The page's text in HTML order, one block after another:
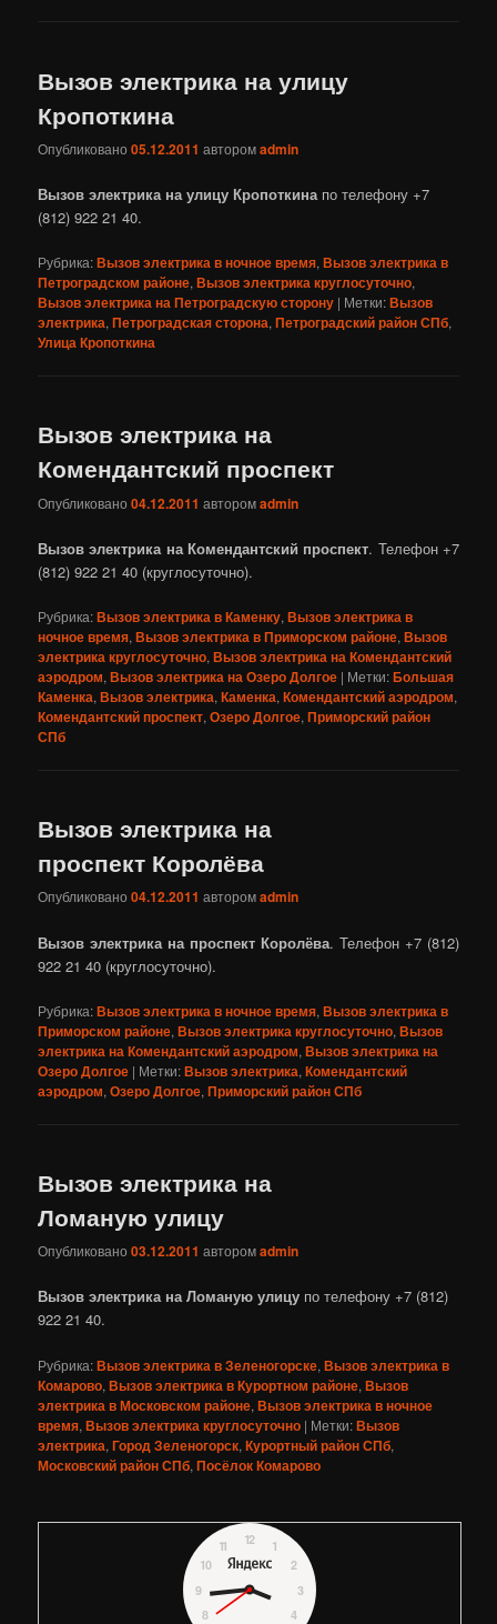
Вызов электрика на улицу
Кропоткина
Опубликовано05.12.2011 авторомadmin
Вызов электрика на улицу Кропоткинапо телефону +7
(812) 922 21 40.
Рубрика:Вызов электрика в ночное время,Вызов электрика в
Петроградском районе,Вызов электрика круглосуточно,
Вызов электрика на Петроградскую сторону | Метки:Вызов
электрика,Петроградская сторона,Петроградский район СПб,
Улица Кропоткина
Вызов электрика на
Комендантский проспект
Опубликовано04.12.2011 авторомadmin
Вызов электрика на Комендантский проспект. Телефон +7
(812) 922 21 40 (круглосуточно).
Рубрика:Вызов электрика в Каменку,Вызов электрика в
ночное время,Вызов электрика в Приморском районе,Вызов
электрика круглосуточно,Вызов электрика на Комендантский
аэродром,Вызов электрика на Озеро Долгое | Метки:Большая
Каменка,Вызов электрика,Каменка,Комендантский аэродром,
Комендантский проспект,Озеро Долгое,Приморский район
СПб
Вызов электрика на
проспект Королёва
Опубликовано04.12.2011 авторомadmin
Вызов электрика на проспект Королёва. Телефон +7 (812)
922 21 40 (круглосуточно).
Рубрика:Вызов электрика в ночное время,Вызов электрика в
Приморском районе,Вызов электрика круглосуточно,Вызов
электрика на Комендантский аэродром,Вызов электрика на
Озеро Долгое | Метки:Вызов электрика,Комендантский
аэродром,Озеро Долгое,Приморский район СПб
Вызов электрика на
Ломаную улицу
Опубликовано03.12.2011 авторомadmin
Вызов электрика на Ломаную улицу по телефону +7 (812)
922 21 40.
Рубрика:Вызов электрика в Зеленогорске,Вызов электрика в
Комарово,Вызов электрика в Курортном районе,Вызов
электрика в Московском районе,Вызов электрика в ночное
время,Вызов электрика круглосуточно | Метки:Вызов
электрика,Город Зеленогорск,Курортный район СПб,
Московский район СПб,Посёлок Комарово